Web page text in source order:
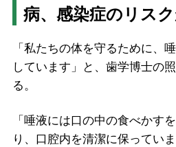
病、感染症のリス
「私たちの体を守るために、
しています」と、歯学博士の
る。
「唾液には口の中の食べかす
り、口腔内を清潔に保ってい